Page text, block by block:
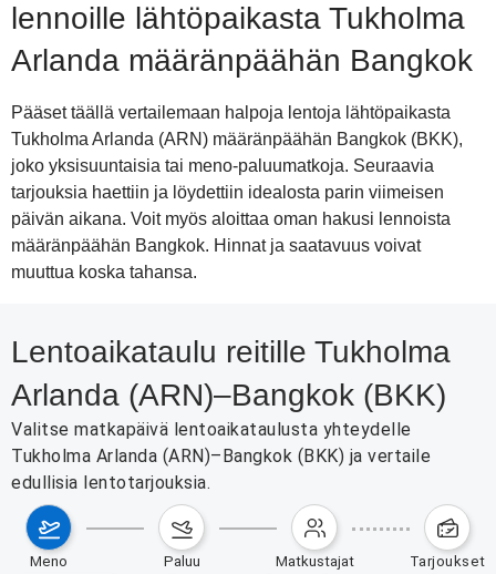
lennoille lähtöpaikasta Tukholma
Arlanda määränpäähän Bangkok
Pääset täällä vertailemaan halpoja lentoja lähtöpaikasta
Tukholma Arlanda (ARN) määränpäähän Bangkok (BKK),
joko yksisuuntaisia tai meno-paluumatkoja. Seuraavia
tarjouksia haettiin ja löydettiin idealosta parin viimeisen
päivän aikana. Voit myös aloittaa oman hakusi lennoista
määränpäähän Bangkok. Hinnat ja saatavuus voivat
muuttua koska tahansa.
Lentoaikataulu reitille Tukholma
Arlanda (ARN)–Bangkok (BKK)
Valitse matkapäivä lentoaikataulusta yhteydelle
Tukholma Arlanda (ARN)–Bangkok (BKK) ja vertaile
edullisia lentotarjouksia.
meno paluu matkustajat tarjoukset